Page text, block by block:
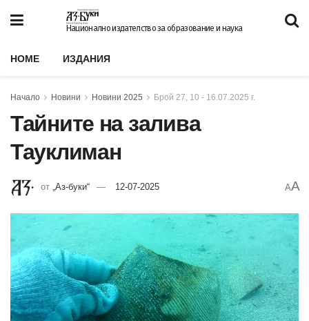
Национално издателство за образование и наука
HOME ИЗДАНИЯ
Начало Новини Новини 2025 Брой 27, 10 - 16.07.2025 г.
Тайните на залива
Тауклиман
от „Аз-буки“ 12-07-2025 AA